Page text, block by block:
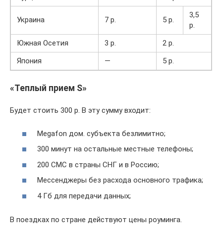
Украина 7 р. 5 р.
3,5
р.
Южная Осетия
3 р.
2 р.
Япония
— 5 р.
«Теплый прием S»
Будет стоить 300 р. В эту сумму входит:
Megafon дом. субъекта безлимитно;
300 минут на остальные местные телефоны;
200 СМС в страны СНГ и в Россию;
Мессенджеры без расхода основного трафика;
4 Гб для передачи данных;
В поездках по стране действуют цены роуминга.